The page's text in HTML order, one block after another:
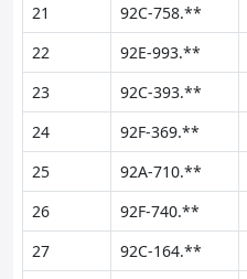
21
92C-758.**
22
92E-993.**
23
92C-393.**
24
92F-369.**
25
92A-710.**
26
92F-740.**
27
92C-164.**